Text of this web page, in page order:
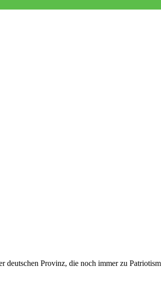
deutschen Provinz, die noch immer zu